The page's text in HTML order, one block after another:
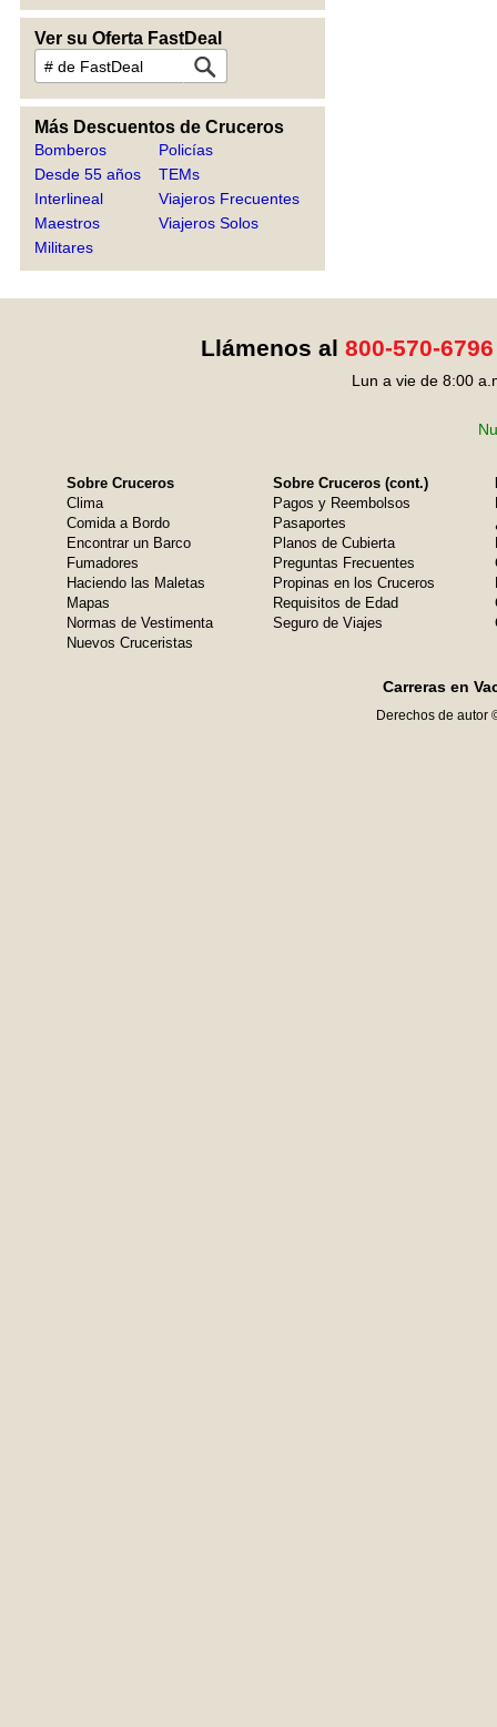
Ver su Oferta FastDeal
Más Descuentos de Cruceros
Bomberos
Desde 55 años
Interlineal
Maestros
Militares
Policías
TEMs
Viajeros Frecuentes
Viajeros Solos
Llámenos al 800-570-6796
Lun a vie de 8:00
Sobre Cruceros
Clima
Comida a Bordo
Encontrar un Barco
Fumadores
Haciendo las Maletas
Mapas
Normas de Vestimenta
Nuevos Cruceristas
Sobre Cruceros (cont.)
Pagos y Reembolsos
Pasaportes
Planos de Cubierta
Preguntas Frecuentes
Propinas en los Cruceros
Requisitos de Edad
Seguro de Viajes
Carreras en
Derechos de autor